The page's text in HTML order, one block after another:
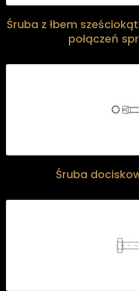
Śruba z łbem
połączeń
Śruba